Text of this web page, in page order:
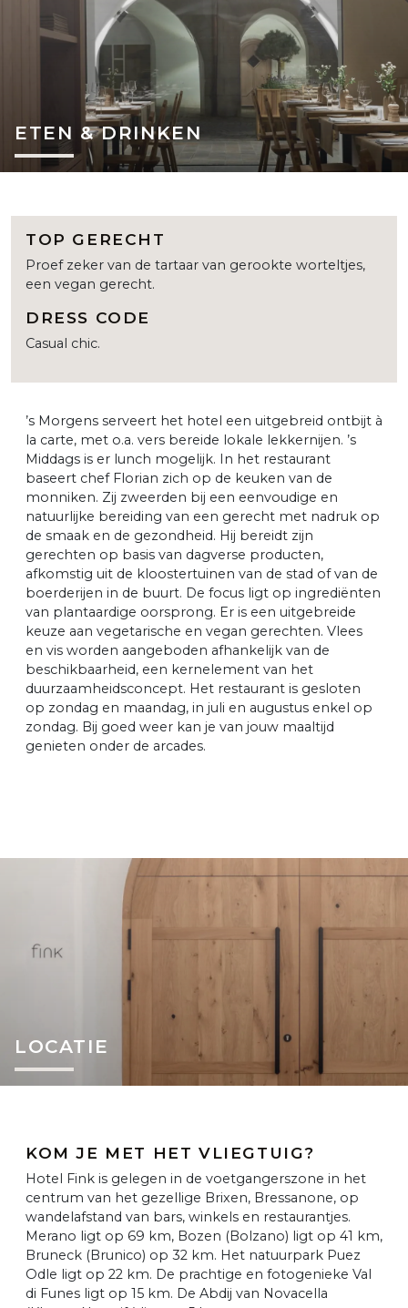
ETEN & DRINKEN
TOP GERECHT
Proef zeker van de tartaar van gerookte worteltjes,
een vegan gerecht.
DRESS CODE
Casual chic.
’s Morgens serveert het hotel een uitgebreid ontbijt à
la carte, met o.a. vers bereide lokale lekkernijen. ’s
Middags is er lunch mogelijk. In het restaurant
baseert chef Florian zich op de keuken van de
monniken. Zij zweerden bij een eenvoudige en
natuurlijke bereiding van een gerecht met nadruk op
de smaak en de gezondheid. Hij bereidt zijn
gerechten op basis van dagverse producten,
afkomstig uit de kloostertuinen van de stad of van de
boerderijen in de buurt. De focus ligt op ingrediënten
van plantaardige oorsprong. Er is een uitgebreide
keuze aan vegetarische en vegan gerechten. Vlees
en vis worden aangeboden afhankelijk van de
beschikbaarheid, een kernelement van het
duurzaamheidsconcept. Het restaurant is gesloten
op zondag en maandag, in juli en augustus enkel op
zondag. Bij goed weer kan je van jouw maaltijd
genieten onder de arcades.
LOCATIE
KOM JE MET HET VLIEGTUIG?
Hotel Fink is gelegen in de voetgangerszone in het
centrum van het gezellige Brixen, Bressanone, op
wandelafstand van bars, winkels en restaurantjes.
Merano ligt op 69 km, Bozen (Bolzano) ligt op 41 km,
Bruneck (Brunico) op 32 km. Het natuurpark Puez
Odle ligt op 22 km. De prachtige en fotogenieke Val
di Funes ligt op 15 km. De Abdij van Novacella